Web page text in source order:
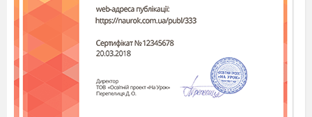
різні музичні інструменти, щоб музика набула
барв. На попередніх уроках ми насолоджува
лися звучанням окремих інструментів, голосів і
навіть цілого оркестру. Усі во
неповторними.
―Чи є однаковим звук барабана, скрипки,